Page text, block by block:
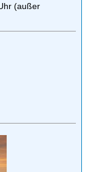
(außer